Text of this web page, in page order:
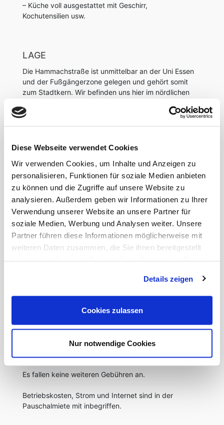
Diese Webseite verwendet Cookies
Wir verwenden Cookies, um Inhalte und Anzeigen zu
personalisieren, Funktionen für soziale Medien anbieten
zu können und die Zugriffe auf unsere Website zu
analysieren. Außerdem geben wir Informationen zu Ihrer
Verwendung unserer Website an unsere Partner für
soziale Medien, Werbung und Analysen weiter. Unsere
Partner führen diese Informationen möglicherweise mit
weiteren Daten zusammen, die Sie ihnen bereitgestellt
Details zeigen
Cookies zulassen
Nur notwendige Cookies
– Küche voll ausgestattet mit Geschirr,
Kochutensilien usw.
LAGE
Die Hammachstraße ist unmittelbar an der Uni Essen
und der Fußgängerzone gelegen und gehört somit
zum Stadtkern. Wir befinden uns hier im nördlichen
Die Straße bieten außerdem eine Menge
ÖPNV und Geschäfte des alltäglichen Lebens
SONSTIGES
Zuzüglich fallen 200,00 Euro für die Endreinigung
Es fallen keine weiteren Gebühren an.
Betriebskosten, Strom und Internet sind in der
Pauschalmiete mit inbegriffen.